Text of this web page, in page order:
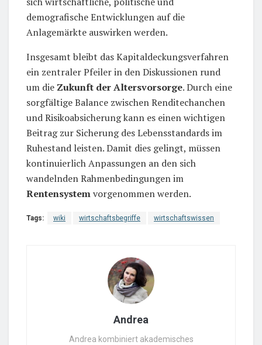
demografische Entwicklungen auf die
Anlagemärkte auswirken werden.
Insgesamt bleibt das Kapitaldeckungsverfahren
ein zentraler Pfeiler in den Diskussionen rund
um die Zukunft der Altersvorsorge. Durch eine
sorgfältige Balance zwischen Renditechanchen
und Risikoabsicherung kann es einen wichtigen
Beitrag zur Sicherung des Lebensstandards im
Ruhestand leisten. Damit dies gelingt, müssen
kontinuierlich Anpassungen an den sich
wandelnden Rahmenbedingungen im
Rentensystemvorgenommen werden.
Tags: wiki wirtschaftsbegriffe wirtschaftswissen
Andrea
Andrea kombiniert akademisches